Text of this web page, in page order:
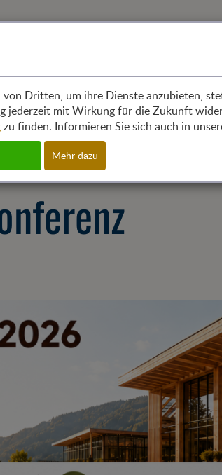
Aktuelles
Dritten, um ihre Dienste anzubieten,
jederzeit mit Wirkung für die Zukunft
zu finden. Informieren Sie sich auch in
Mehr dazu